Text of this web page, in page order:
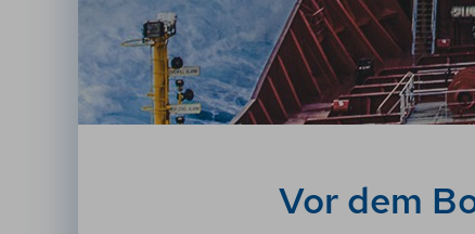
Vor dem